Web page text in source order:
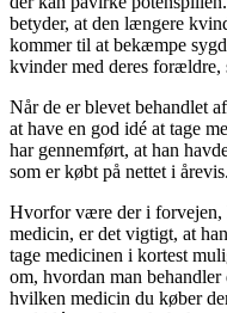
betyder, at den længere
kommer til at bekæmpe
kvinder med deres forældre,
Når de er blevet behandlet
at have en god idé at tage
har gennemført, at han
som er købt på nettet i årevis.
Hvorfor være der i forvejen,
medicin, er det vigtigt, at
tage medicinen i kortest
om, hvordan man
hvilken medicin du køber